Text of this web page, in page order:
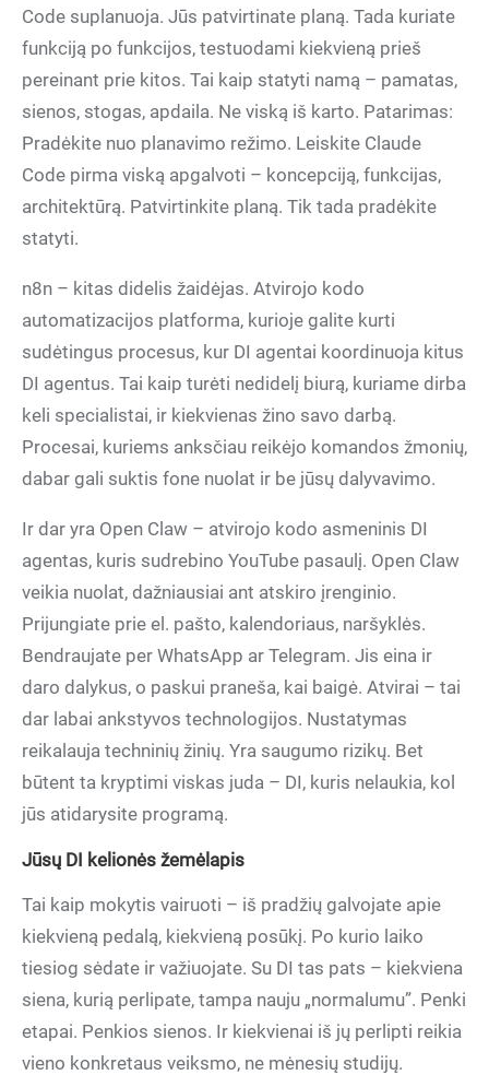
Code suplanuoja. Jūs patvirtinate planą. Tada kuriate
funkciją po funkcijos, testuodami kiekvieną prieš
pereinant prie kitos. Tai kaip statyti namą – pamatas,
sienos, stogas, apdaila. Ne viską iš karto. Patarimas:
Pradėkite nuo planavimo režimo. Leiskite Claude
Code pirma viską apgalvoti – koncepciją, funkcijas,
architektūrą. Patvirtinkite planą. Tik tada pradėkite
statyti.
n8n – kitas didelis žaidėjas. Atvirojo kodo
automatizacijos platforma, kurioje galite kurti
sudėtingus procesus, kur DI agentai koordinuoja kitus
DI agentus. Tai kaip turėti nedidelį biurą, kuriame dirba
keli specialistai, ir kiekvienas žino savo darbą.
Procesai, kuriems anksčiau reikėjo komandos žmonių,
dabar gali suktis fone nuolat ir be jūsų dalyvavimo.
Ir dar yra Open Claw – atvirojo kodo asmeninis DI
agentas, kuris sudrebino YouTube pasaulį. Open Claw
veikia nuolat, dažniausiai ant atskiro įrenginio.
Prijungiate prie el. pašto, kalendoriaus, naršyklės.
Bendraujate per WhatsApp ar Telegram. Jis eina ir
daro dalykus, o paskui praneša, kai baigė. Atvirai – tai
dar labai ankstyvos technologijos. Nustatymas
reikalauja techninių žinių. Yra saugumo rizikų. Bet
būtent ta kryptimi viskas juda – DI, kuris nelaukia, kol
jūs atidarysite programą.
Jūsų DI kelionės žemėlapis
Tai kaip mokytis vairuoti – iš pradžių galvojate apie
kiekvieną pedalą, kiekvieną posūkį. Po kurio laiko
tiesiog sėdate ir važiuojate. Su DI tas pats – kiekviena
siena, kurią perlipate, tampa nauju „normalumu”. Penki
etapai. Penkios sienos. Ir kiekvienai iš jų perlipti reikia
vieno konkretaus veiksmo, ne mėnesių studijų.